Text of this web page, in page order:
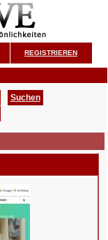
REGISTRIEREN
Suchen